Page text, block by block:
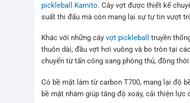
pickleball Kamito. Cây vợt được thiết kế
suất thi đấu mà còn mang lại sự tự tin vượt
Khác với những câyvợt pickleball
truyền
thuôn dài, đầu vợt hơi vuông và bo tròn tại
chuyển từ tấn công sang phòng thủ, đồng
Có bề mặt làm từ carbon T700, mang lại độ
bề mặt nhám giúp tăng độ xoáy, cải thiện